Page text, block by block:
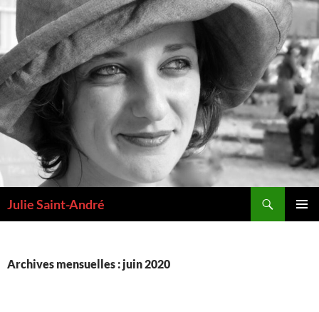
Aller
contenu
Julie Saint-André
Archives mensuelles : juin 2020